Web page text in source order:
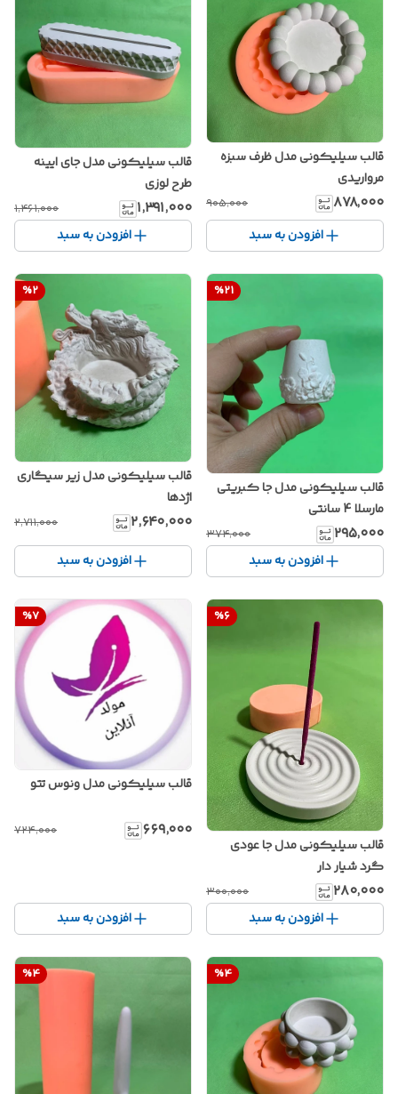
قالب سیلیکونی مدل ظرف سبزه
مرواریدی
۸۷۸٬۰۰۰ ۹۰۵٬۰۰۰
افزودن به سبد
قالب سیلیکونی مدل جای ایینه
طرح لوزی
۱٬۳۹۱٬۰۰۰ ۱٬۴۶۱٬۰۰۰
افزودن به سبد
%21
قالب سیلیکونی مدل جا کبریتی
مارسلا 4 سانتی
۲۹۵٬۰۰۰ ۳۷۴٬۰۰۰
افزودن به سبد
%2
قالب سیلیکونی مدل زیر سیگاری
اژدها
۲٬۶۴۰٬۰۰۰ ۲٬۷۱۱٬۰۰۰
افزودن به سبد
%6
قالب سیلیکونی مدل جا عودی
گرد شیار دار
۲۸۰٬۰۰۰ ۳۰۰٬۰۰۰
افزودن به سبد
%7
قالب سیلیکونی مدل ونوس تتو
۶۶۹٬۰۰۰ ۷۲۴٬۰۰۰
افزودن به سبد
%4
%4